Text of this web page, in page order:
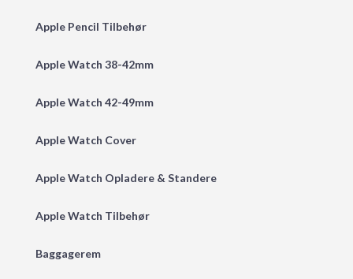
Apple Pencil Tilbehør
Apple Watch 38-42mm
Apple Watch 42-49mm
Apple Watch Cover
Apple Watch Opladere & Standere
Apple Watch Tilbehør
Baggagerem